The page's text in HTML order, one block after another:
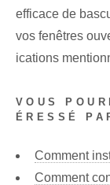
efficace de
vos fenêtres
ications
VOUS
ÉRESSÉ
Comment
Comment